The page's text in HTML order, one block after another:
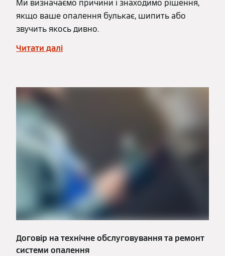
Ми визначаємо причини і знаходимо рішення,
якщо ваше опалення булькає, шипить або
звучить якось дивно.
Читати далі
Договір на технічне обслуговування та ремонт
системи опалення